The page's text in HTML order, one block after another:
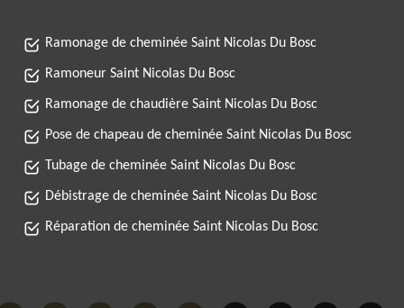
Ramonage de cheminée Saint Nicolas Du Bosc
Ramoneur Saint Nicolas Du Bosc
Ramonage de chaudière Saint Nicolas Du Bosc
Pose de chapeau de cheminée Saint Nicolas Du Bosc
Tubage de cheminée Saint Nicolas Du Bosc
Débistrage de cheminée Saint Nicolas Du Bosc
Réparation de cheminée Saint Nicolas Du Bosc